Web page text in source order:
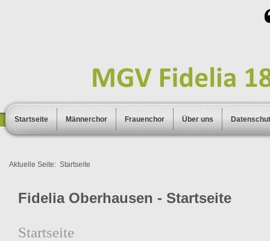
Startseite Männerchor Frauenchor Über uns
Aktuelle Seite: Startseite
Fidelia Oberhausen - Startseite
Startseite